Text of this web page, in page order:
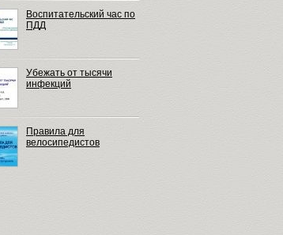
Воспитательский час по
ПДД
Убежать от тысячи
инфекций
Правила для
велосипедистов